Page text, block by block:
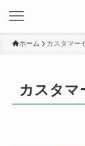
ホーム カスタマー
カスタマ